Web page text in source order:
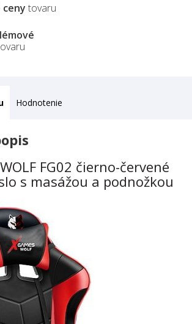
ceny tovaru
Hodnotenie
FG02 čierno-červené
s masážou a podnožkou